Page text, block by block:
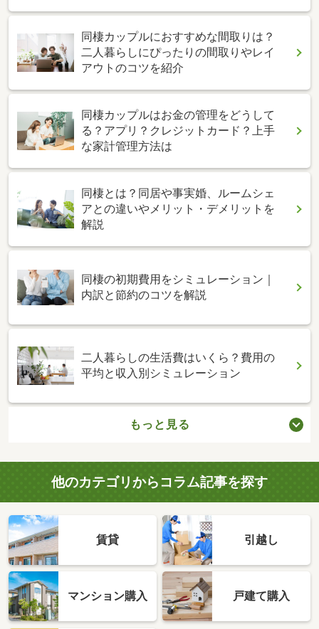
同棲カップルにおすすめな間取りは？
二人暮らしにぴったりの間取りやレイ
アウトのコツを紹介
同棲カップルはお金の管理をどうして
る？アプリ？クレジットカード？上手
な家計管理方法は
同棲とは？同居や事実婚、ルームシェ
アとの違いやメリット・デメリットを
解説
同棲の初期費用をシミュレーション｜
内訳と節約のコツを解説
二人暮らしの生活費はいくら？費用の
平均と収入別シミュレーション
もっと見る
他のカテゴリからコラム記事を探す
賃貸 引越し
マンション購入 戸建て購入